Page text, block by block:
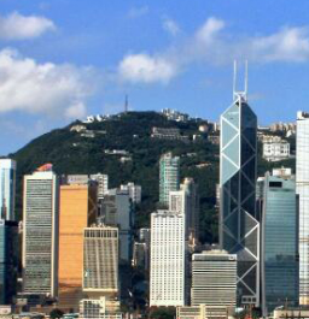
黎智英案｜吳良好：依
騰出更多時間專注做好
50餘位頂尖專家共話時代
海南澄邁文儒煥新升級
梁振英率港區全國政協
2025年海南儋州以舊換
山東26戶省屬國企去年